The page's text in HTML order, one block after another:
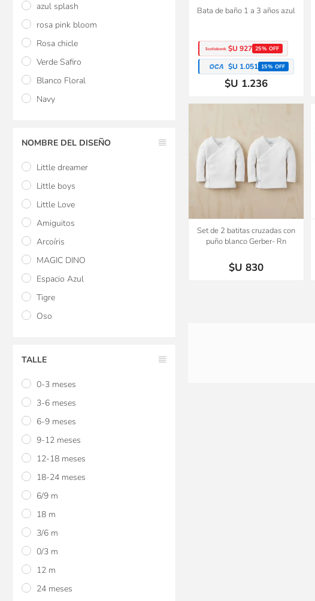
Bata de baño 1 a 3 años azul
$U 927 25% OFF
$U 1.051 15% OFF
$U 1.236
Set de 2 batitas cruzadas con
puño blanco Gerber- Rn
$U 830
azul splash
rosa pink bloom
Rosa chicle
Verde Safiro
Blanco Floral
Navy
NOMBRE DEL DISEÑO
Little dreamer
Little boys
Little Love
Amiguitos
Arcoíris
MAGIC DINO
Espacio Azul
Tigre
Oso
TALLE
0-3 meses
3-6 meses
6-9 meses
9-12 meses
12-18 meses
18-24 meses
6/9 m
18 m
3/6 m
0/3 m
12 m
24 meses